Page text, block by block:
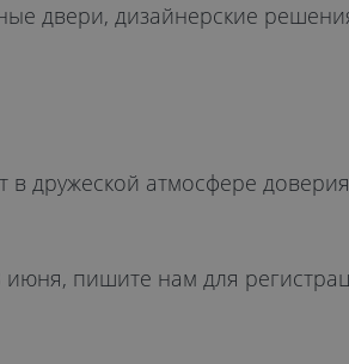
двери, дизайнерские
дружеской атмосфере
июня, пишите нам для